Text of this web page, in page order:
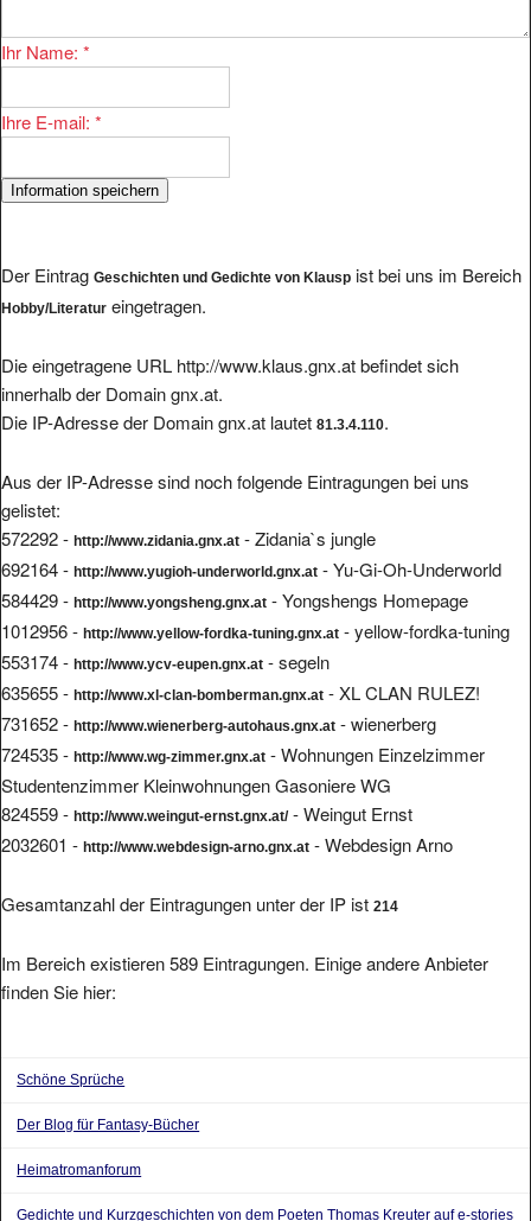
Ihr Name: *
Ihre E-mail: *
Der Eintrag Geschichten und Gedichte von Klausp ist bei uns im Bereich
Hobby/Literatur eingetragen.
Die eingetragene URL http://www.klaus.gnx.at befindet sich
innerhalb der Domain gnx.at.
Die IP-Adresse der Domain gnx.at lautet 81.3.4.110.
Aus der IP-Adresse sind noch folgende Eintragungen bei uns
gelistet:
572292 - http://www.zidania.gnx.at - Zidania`s jungle
692164 - http://www.yugioh-underworld.gnx.at - Yu-Gi-Oh-Underworld
584429 - http://www.yongsheng.gnx.at - Yongshengs Homepage
1012956 - http://www.yellow-fordka-tuning.gnx.at - yellow-fordka-tuning
553174 - http://www.ycv-eupen.gnx.at - segeln
635655 - http://www.xl-clan-bomberman.gnx.at - XL CLAN RULEZ!
731652 - http://www.wienerberg-autohaus.gnx.at - wienerberg
724535 - http://www.wg-zimmer.gnx.at - Wohnungen Einzelzimmer
Studentenzimmer Kleinwohnungen Gasoniere WG
824559 - http://www.weingut-ernst.gnx.at/- Weingut Ernst
2032601 - http://www.webdesign-arno.gnx.at - Webdesign Arno
Gesamtanzahl der Eintragungen unter der IP ist 214
Im Bereich existieren 589 Eintragungen. Einige andere Anbieter
finden Sie hier:
Schöne Sprüche
Der Blog für Fantasy-Bücher
Heimatromanforum
Gedichte und Kurzgeschichten von dem Poeten Thomas Kreuter auf e-stories